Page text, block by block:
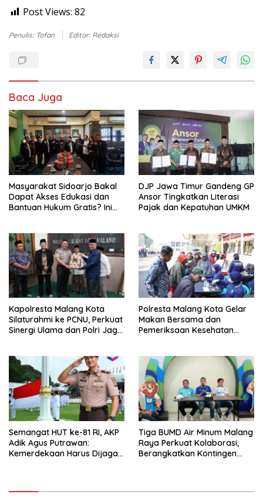
Post Views: 82
Penulis: Tofan Editor: Redaksi
Baca Juga
Masyarakat Sidoarjo Bakal
Dapat Akses Edukasi dan
Bantuan Hukum Gratis? Ini
DJP Jawa Timur Gandeng GP
Ansor Tingkatkan Literasi
Pajak dan Kepatuhan UMKM
Kapolresta Malang Kota
Silaturahmi ke PCNU, Perkuat
Sinergi Ulama dan Polri Jaga
Polresta Malang Kota Gelar
Makan Bersama dan
Pemeriksaan Kesehatan
Semangat HUT ke-81 RI, AKP
Adik Agus Putrawan:
Kemerdekaan Harus Dijaga
Tiga BUMD Air Minum Malang
Raya Perkuat Kolaborasi,
Berangkatkan Kontingen